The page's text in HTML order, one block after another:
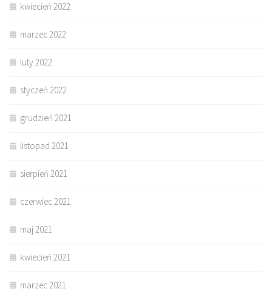
kwiecień 2022
marzec 2022
luty 2022
styczeń 2022
grudzień 2021
listopad 2021
sierpień 2021
czerwiec 2021
maj 2021
kwiecień 2021
marzec 2021